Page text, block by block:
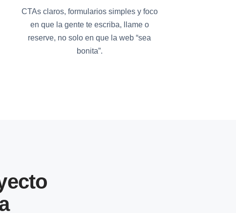
CTAs claros, formularios simples y foco
en que la gente te escriba, llame o
reserve, no solo en que la web “sea
bonita”.